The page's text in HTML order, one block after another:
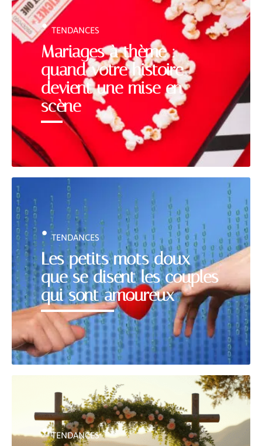
Mariages à thème :
quand votre histoire
devient une mise en
scène
TENDANCES
Les petits mots doux
que se disent les couples
qui sont amoureux
TENDANCES
TENDANCES